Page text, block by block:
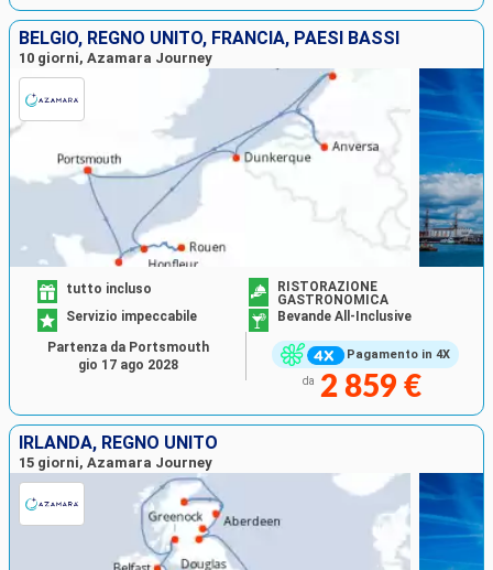
BELGIO, REGNO UNITO, FRANCIA, PAESI BASSI
10 giorni, Azamara Journey
Pagamento in 4X
tutto incluso
RISTORAZIONE
GASTRONOMICA
Servizio impeccabile
Bevande All-Inclusive
da 2 859 €
Partenza da Portsmouth
gio 17 ago 2028
IRLANDA, REGNO UNITO
15 giorni, Azamara Journey